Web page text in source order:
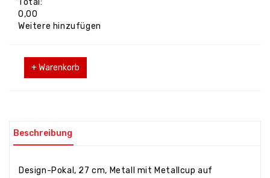
Total:
0,00
Weitere hinzufügen
+ Warenkorb
Beschreibung
Design-Pokal, 27 cm, Metall mit Metallcup auf